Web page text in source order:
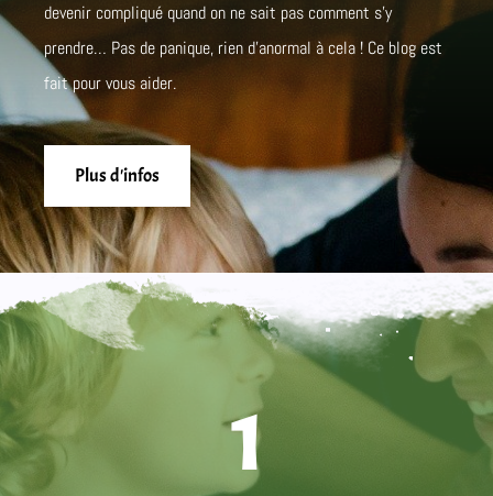
devenir compliqué quand on ne sait pas comment s’y
prendre… Pas de panique, rien d’anormal à cela ! Ce blog est
fait pour vous aider.
Plus d'infos
1